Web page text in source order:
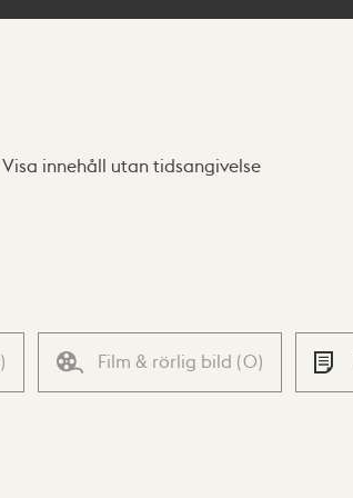
Visa innehåll utan tidsangivelse
) Film & rörlig bild (0)